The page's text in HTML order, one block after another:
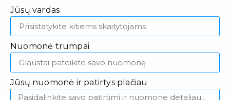
Jūsų vardas
Nuomonė trumpai
Jūsų nuomonė ir patirtys plačiau